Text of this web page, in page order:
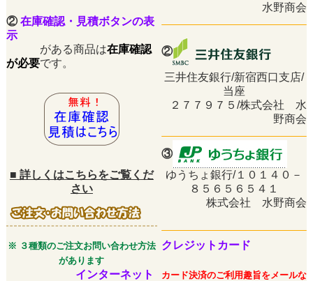
水野商会
②在庫確認・見積ボタンの表
示
がある商品は在庫確認
が必要です。
②
三井住友銀行/新宿西口支店/
当座
２７７９７５/株式会社 水
野商会
③
■ 詳しくはこちらをご覧くだ
さい
ゆうちょ銀行/１０１４０－
８５６５６５４１
株式会社 水野商会
※ ３種類のご注文お問い合わせ方法
があります
クレジットカード
インターネット
カード決済のご利用趣旨をメールな